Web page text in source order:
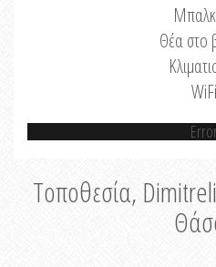
Θέα στο
WiFi
Τοποθεσία,